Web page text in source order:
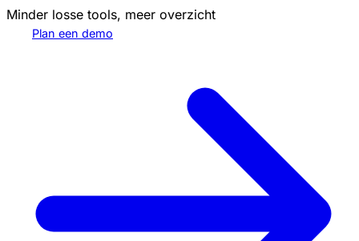
Minder losse tools, meer overzicht
Plan een demo